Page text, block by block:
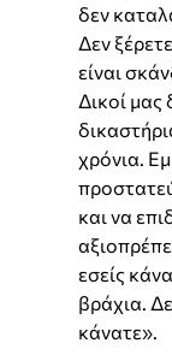
δεν
Δεν
είναι
Δικοί μας
χρόνια.
και να
εσείς
βράχια.
κάνατε».